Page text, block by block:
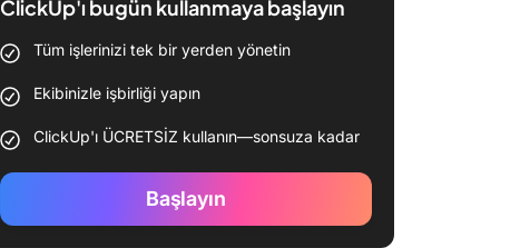
ClickUp'ı bugün kullanmaya başlayın
Tüm işlerinizi tek bir yerden yönetin
Ekibinizle işbirliği yapın
ClickUp'ı ÜCRETSİZ kullanın—sonsuza kadar
Başlayın